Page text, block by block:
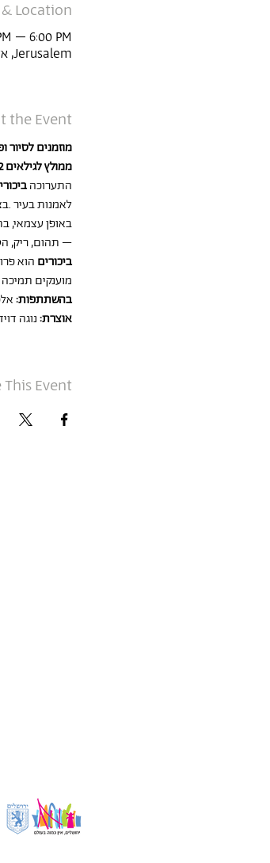
Location
– 6:00 PM
Jerusalem, אצטדיון טדי (שער 22, Derech Agudat Sport Beitar 1, Jerusalem, Israel
the Event
מוזמנים לסיור
ממולץ לגילאים 6-12
התערוכה
באופן עצמאי,
– תהום, ריק,
ביכורים הוא
מוענקים תמיכה
בהשתתפות:
אוצרת: נוגה
This Event